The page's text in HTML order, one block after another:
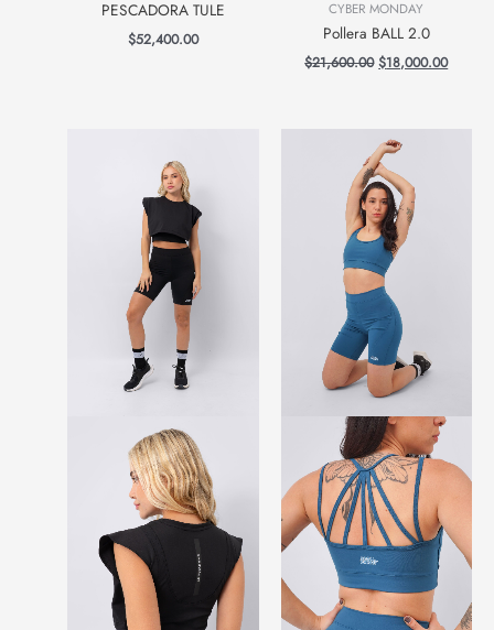
PESCADORA TULE
$52,400.00
CYBER MONDAY
Pollera BALL 2.0
$21,600.00 $18,000.00